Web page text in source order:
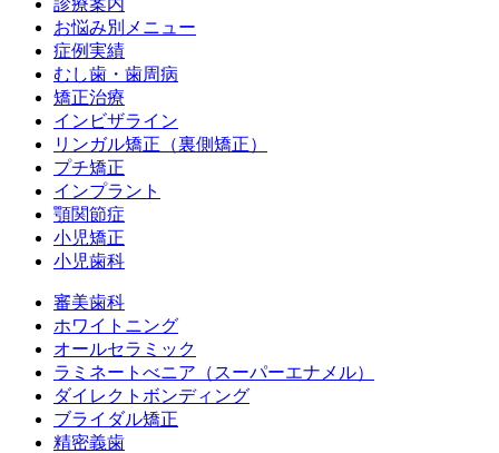
お悩み別メニュー
症例実績
むし歯・歯周病
矯正治療
インビザライン
リンガル矯正（裏側矯正）
プチ矯正
インプラント
顎関節症
小児矯正
小児歯科
審美歯科
ホワイトニング
オールセラミック
ラミネートべニア （スーパーエナメル）
ダイレクトボンディング
ブライダル矯正
精密義歯